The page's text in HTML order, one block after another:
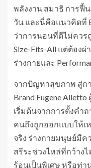
พลังงาน สมาธิ การฟื้
วัน และนี่คือแนวคิดที่
ว่าการนอนที่ดีไม่ควร
Size-Fits-All แต่ต้องผ่
ร่างกายและ
จากปัญหาสุขภาพ สู่กา
Brand Eugene Alletto
เริ่มต้นจากการตั้งคำ
คนถึงถูกออกแบบให้เ
จริง ร่างกายมนุษย์มีค
สรีระช่วงไหล่ที่กว้าง
ร้อนเป็นพิเศษ หรือท่